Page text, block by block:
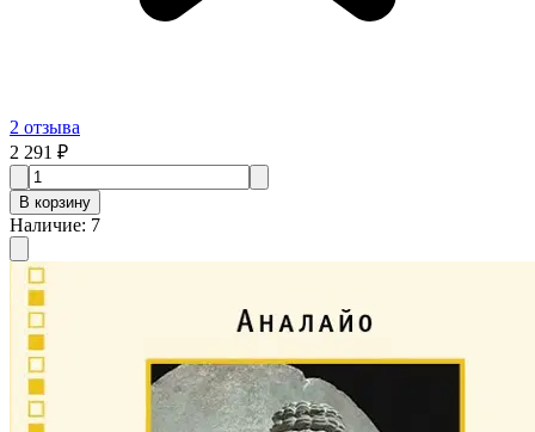
2 отзыва
2 291 ₽
В корзину
Наличие: 7